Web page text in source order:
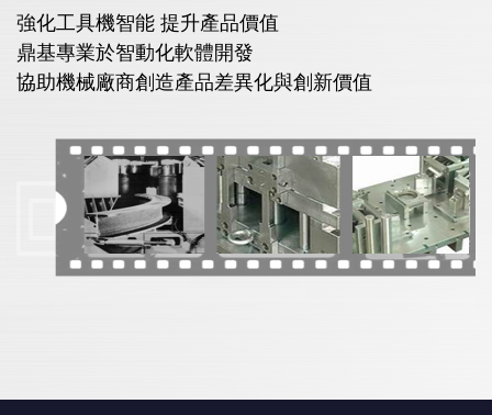
強化工具機智能 提升產品價值
鼎基專業於智動化軟體開發
協助機械廠商創造產品差異化與創新價值